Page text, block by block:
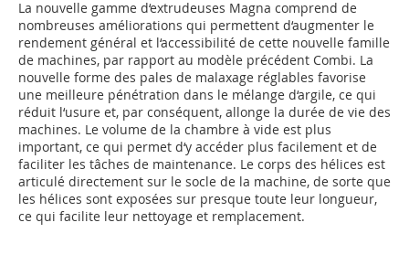
La nouvelle gamme d‘extrudeuses Magna comprend de
nombreuses améliorations qui permettent d‘augmenter le
rendement général et l‘accessibilité de cette nouvelle famille
de machines, par rapport au modèle précédent Combi. La
nouvelle forme des pales de malaxage réglables favorise
une meilleure pénétration dans le mélange d‘argile, ce qui
réduit l‘usure et, par conséquent, allonge la durée de vie des
machines. Le volume de la chambre à vide est plus
important, ce qui permet d‘y accéder plus facilement et de
faciliter les tâches de maintenance. Le corps des hélices est
articulé directement sur le socle de la machine, de sorte que
les hélices sont exposées sur presque toute leur longueur,
ce qui facilite leur nettoyage et remplacement.